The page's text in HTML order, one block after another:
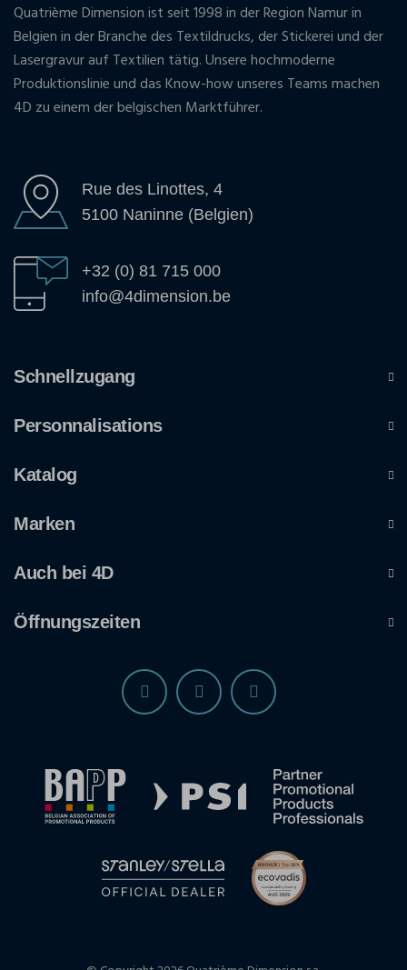
Quatrième Dimension ist seit 1998 in der Region Namur in
Belgien in der Branche des Textildrucks, der Stickerei und der
Lasergravur auf Textilien tätig. Unsere hochmoderne
Produktionslinie und das Know-how unseres Teams machen
4D zu einem der belgischen Marktführer.
Rue des Linottes, 4
5100 Naninne (Belgien)
+32 (0) 81 715 000
info@4dimension.be
Schnellzugang
Personnalisations
Katalog
Marken
Auch bei 4D
Öffnungszeiten